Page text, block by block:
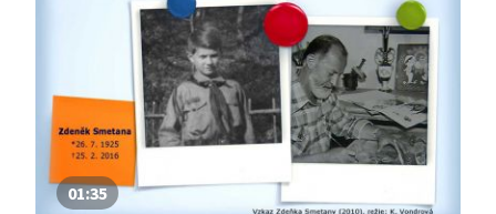
na založení časopisu Sluníčko, přispíval
do Mateřídoušky.
01:35